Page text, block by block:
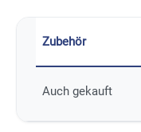
Zubehör
Auch gekauft